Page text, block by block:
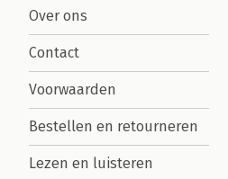
Over ons
Contact
Voorwaarden
Bestellen en retourneren
Lezen en luisteren